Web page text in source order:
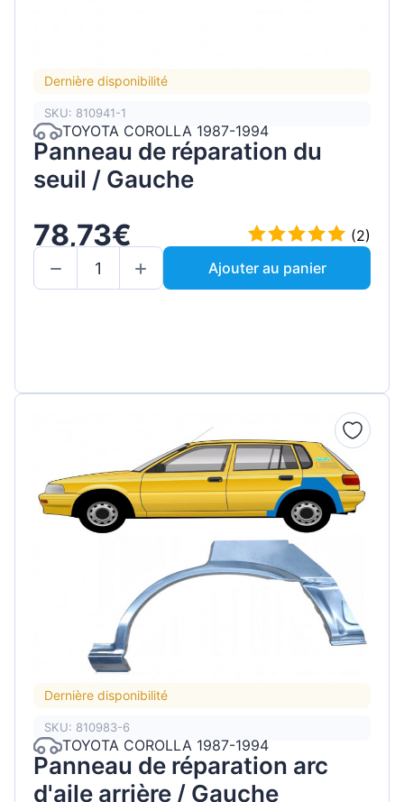
Dernière disponibilité
SKU: 810941-1
TOYOTA COROLLA 1987-1994
Panneau de réparation du
seuil / Gauche
78,73€
(2)
Ajouter au panier
Dernière disponibilité
SKU: 810983-6
TOYOTA COROLLA 1987-1994
Panneau de réparation arc
d'aile arrière / Gauche